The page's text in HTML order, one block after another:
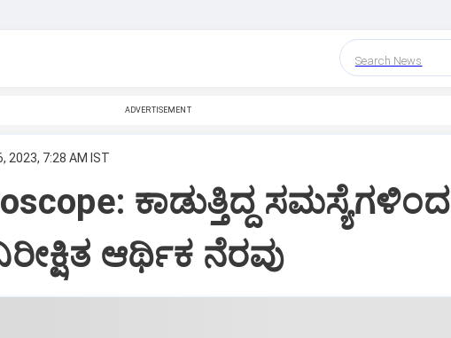
Search News
ADVERTISEMENT
2023, 7:28 AM IST
ಕಾಡುತ್ತಿದ್ದ ಸಮಸ್ಯೆಗಳಿಂದ
ಆರ್ಥಿಕ ನೆರವು